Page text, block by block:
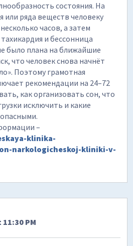
состояния. На
или ряда веществ человеку
часов, а затем
и бессонница
было плана на ближайшие
что человек снова начнёт
Поэтому грамотная
рекомендации на 24–72
как организовать сон, что
исключить и какие
–
klinika-
narkologicheskoj-kliniki-v-
PM